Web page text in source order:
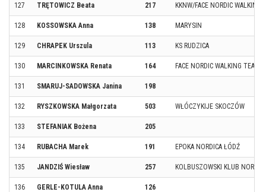
127 TRĘTOWICZ Beata 217 KKNW/FACE NORDIC WALKING
128 KOSSOWSKA Anna 138 MARYSIN
129 CHRAPEK Urszula 113 KS RUDZICA
130 MARCINKOWSKA Renata 164 FACE NORDIC WALKING TEAM
131 SMARUJ-SADOWSKA Janina 198
132 RYSZKOWSKA Małgorzata 503 WŁÓCZYKIJE SKOCZÓW
133 STEFANIAK Bożena 205
134 RUBACHA Marek 191 EPOKA NORDICA ŁÓDŹ
135 JANDZIŚ Wiesław 257 KOLBUSZOWSKI KLUB NORDIC
136 GERLE-KOTULA Anna 126